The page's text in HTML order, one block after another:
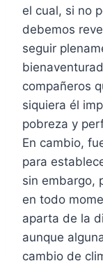
el cual, si no
debemos
seguir
compañeros
siquiera él
pobreza y
En cambio,
para
sin embargo,
en todo
aparta de la
aunque
cambio de